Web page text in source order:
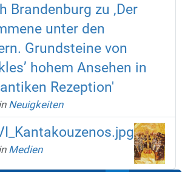
Brandenburg zu ‚Der
unter den
Grundsteine von
hohem Ansehen in
Rezeption'
Neuigkeiten
Medien